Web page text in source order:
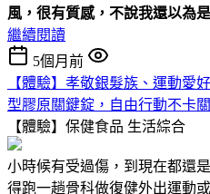
風，很有質感，不說我還以為
繼續閱讀
5個月前
【體驗】孝敬銀髮族、運動愛
型膠原關鍵錠，自由行動不卡
【體驗】保健食品 生活綜合
小時候有受過傷，到現在都還
得跑一趟骨科做復健外出運動